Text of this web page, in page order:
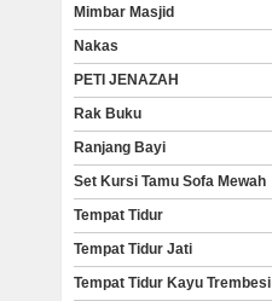
Mimbar Masjid
Nakas
PETI JENAZAH
Rak Buku
Ranjang Bayi
Set Kursi Tamu Sofa Mewah
Tempat Tidur
Tempat Tidur Jati
Tempat Tidur Kayu Trembesi